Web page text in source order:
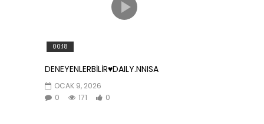
00:18
DENEYENLERBİLİR♥️DAILY.NNISA
OCAK 9, 2026
0
171 0